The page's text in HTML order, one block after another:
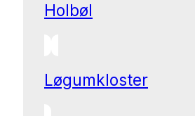
Holbøl
Løgumkloster